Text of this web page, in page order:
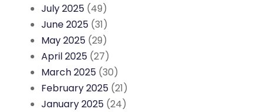
July 2025 (49)
June 2025 (31)
May 2025 (29)
April 2025 (27)
March 2025 (30)
February 2025 (21)
January 2025 (24)